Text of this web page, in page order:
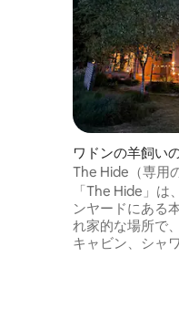
ワドンの羊飼い
The Hide（専用
ナ・ジャグジー
「The Hide」は
ンヤードにある
れ家的な場所で
キャビン、シャ
薪式ジャグジー
ジーには50ポ